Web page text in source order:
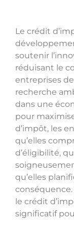
Le crédit
soutenir
réduisant le
entreprises
recherche
dans une
pour
d’impôt, les
qu’elles
d’éligibilité,
qu’elles
le crédit
significatif